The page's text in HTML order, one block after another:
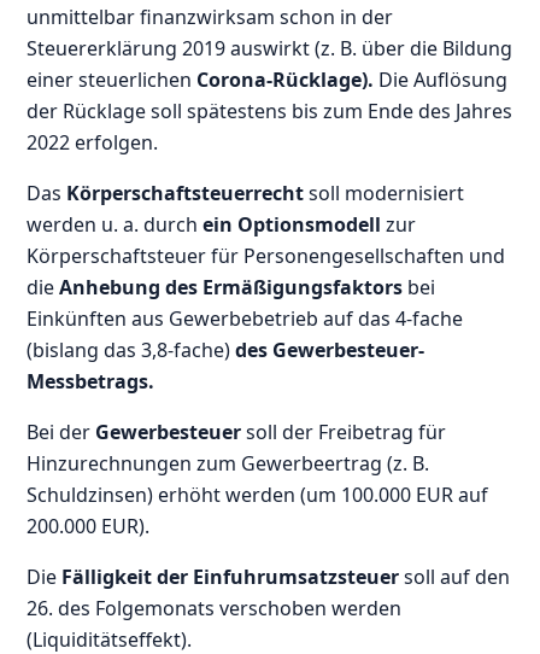
unmittelbar finanzwirksam schon in der
Steuererklärung 2019 auswirkt (z. B. über die Bildung
einer steuerlichen Corona-Rücklage). Die Auflösung
der Rücklage soll spätestens bis zum Ende des Jahres
2022 erfolgen.
Das Körperschaftsteuerrechtsoll modernisiert
werden u. a. durchein Optionsmodellzur
Körperschaftsteuer für Personengesellschaften und
dieAnhebung des Ermäßigungsfaktors bei
Einkünften aus Gewerbebetrieb auf das 4-fache
(bislang das 3,8-fache)des Gewerbesteuer-
Messbetrags.
Bei der Gewerbesteuersoll der Freibetrag für
Hinzurechnungen zum Gewerbeertrag (z. B.
Schuldzinsen) erhöht werden (um 100.000 EUR auf
200.000 EUR).
Die Fälligkeit der Einfuhrumsatzsteuersoll auf den
26. des Folgemonats verschoben werden
(Liquiditätseffekt).